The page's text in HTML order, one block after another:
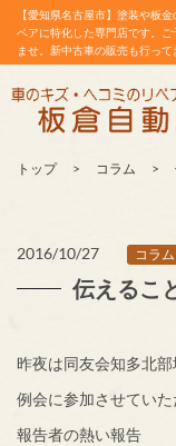
【愛知県名古屋市】塗装や板
ペアに特化した専門店です。
ませ。新中古車の販売も行っ
トップ コラム
2016/10/27 コラム
伝えるこ
昨夜は同友会知多北
例会に参加させていた
報告者の熱い報告